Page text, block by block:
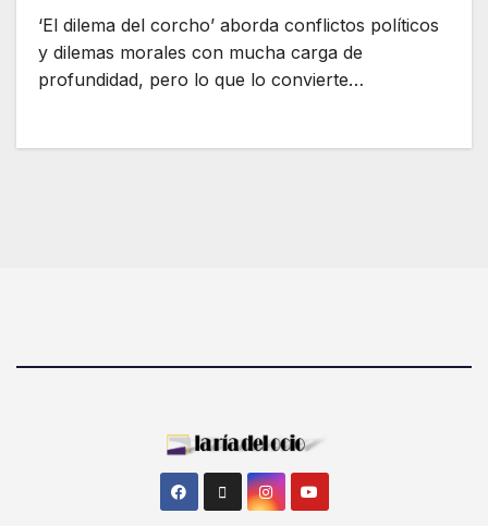
‘El dilema del corcho’ aborda conflictos políticos
y dilemas morales con mucha carga de
profundidad, pero lo que lo convierte…